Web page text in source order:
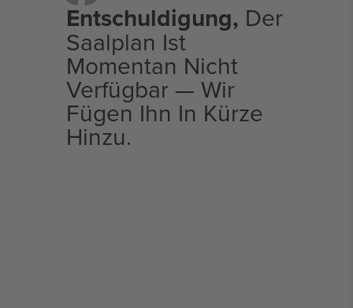
Entschuldigung, Der
Saalplan Ist
Momentan Nicht
Verfügbar — Wir
Fügen Ihn In Kürze
Hinzu.